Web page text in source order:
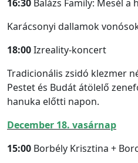
16:30 Balázs Family: Mesél a
Karácsonyi dallamok
18:00Izreality-koncert
Tradicionális zsidó klezmer
Pestet és Budát átölelő
hanuka előtti napon.
December 18. vasárnap
15:00 Borbély Krisztina +